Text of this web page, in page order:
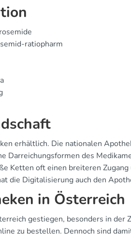
ratiopharm
erhältlich. Die nationalen
Darreichungsformen des
Ketten oft einen breiteren Zugang
die Digitalisierung auch den
in Österreich
gestiegen, besonders in der
zu bestellen. Dennoch sind